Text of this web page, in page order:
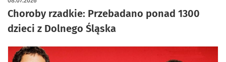
Choroby rzadkie: Przebadano ponad 1300
dzieci z Dolnego Śląska